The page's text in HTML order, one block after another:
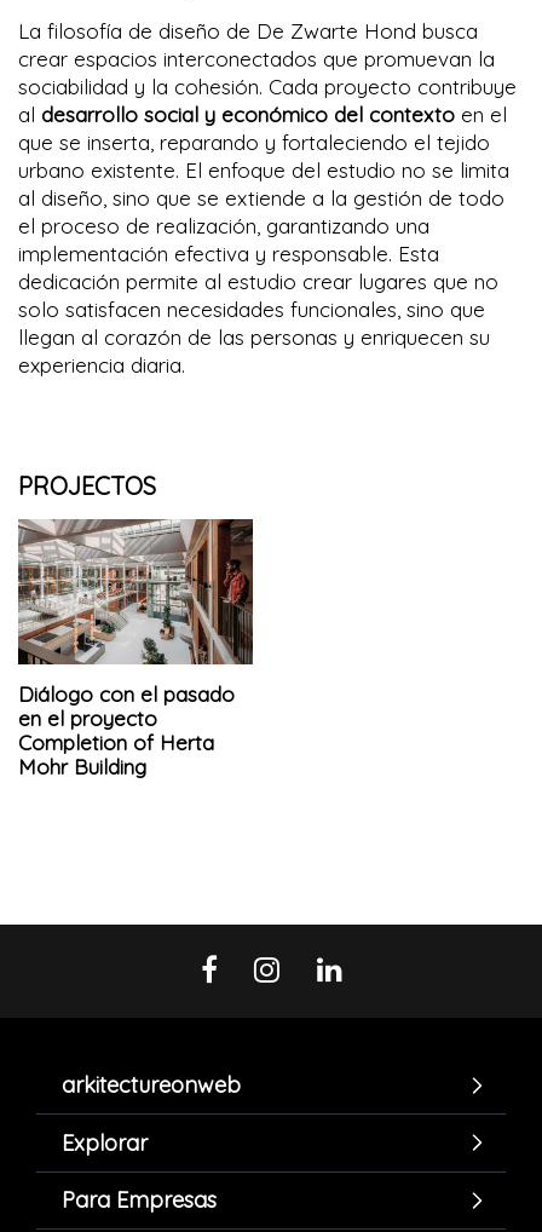
La filosofía de diseño de De Zwarte Hond busca
crear espacios interconectados que promuevan la
sociabilidad y la cohesión. Cada proyecto contribuye
al desarrollo social y económico del contexto en el
que se inserta, reparando y fortaleciendo el tejido
urbano existente. El enfoque del estudio no se limita
al diseño, sino que se extiende a la gestión de todo
el proceso de realización, garantizando una
implementación efectiva y responsable. Esta
dedicación permite al estudio crear lugares que no
solo satisfacen necesidades funcionales, sino que
llegan al corazón de las personas y enriquecen su
experiencia diaria.
PROJECTOS
Diálogo con el pasado
en el proyecto
Completion of Herta
Mohr Building
arkitectureonweb
Explorar
Para Empresas